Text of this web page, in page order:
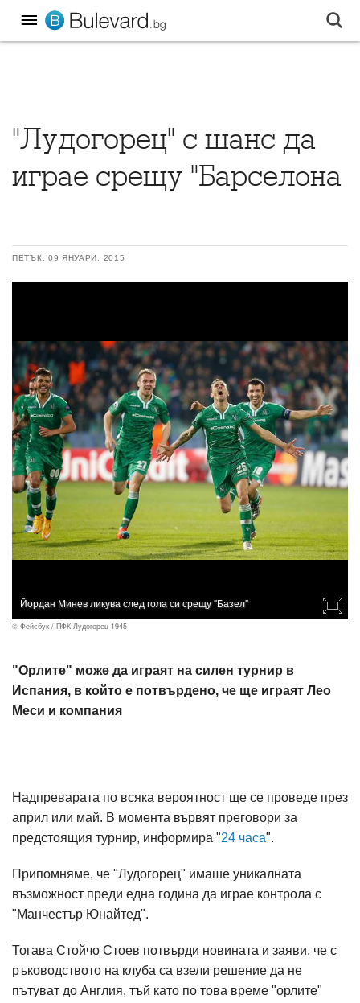
"Лудогорец" с шанс да
играе срещу "Барселона
ПЕТЪК, 09 ЯНУАРИ, 2015
Йордан Минев ликува след гола си срещу "Базел"
© Фейсбук / ПФК Лудогорец 1945
"Орлите" може да играят на силен турнир в
Испания, в който е потвърдено, че ще играят Лео
Меси и компания
Надпреварата по всяка вероятност ще се проведе през
април или май. В момента вървят преговори за
предстоящия турнир, информира "24 часа".
Припомняме, че "Лудогорец" имаше уникалната
възможност преди една година да играе контрола с
"Манчестър Юнайтед".
Тогава Стойчо Стоев потвърди новината и заяви, че с
ръководството на клуба са взели решение да не
пътуват до Англия, тъй като по това време "орлите"